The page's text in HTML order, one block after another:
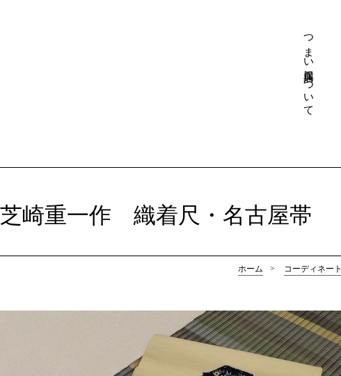
つまい呉服店について
芝崎重一作 織着尺・名古屋帯
ホーム > コーディネート